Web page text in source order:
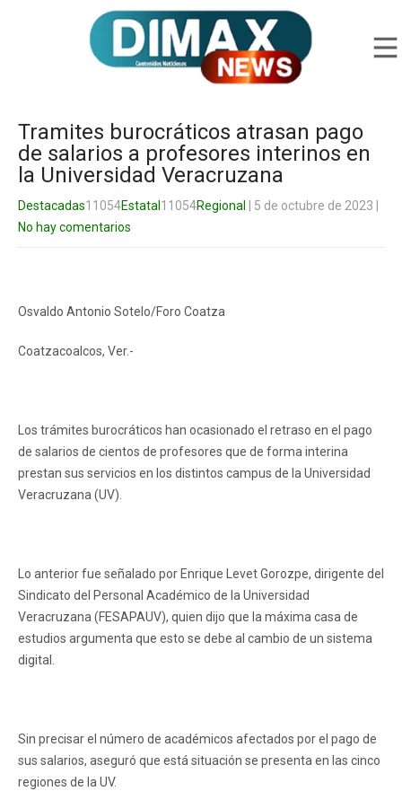
Tramites burocráticos atrasan pago
de salarios a profesores interinos en
la Universidad Veracruzana
Destacadas11054Estatal 11054Regional | 5 de octubre de 2023
No hay comentarios
Osvaldo Antonio Sotelo/Foro Coatza
Coatzacoalcos, Ver.-
Los trámites burocráticos han ocasionado el retraso en el pago
de salarios de cientos de profesores que de forma interina
prestan sus servicios en los distintos campus de la Universidad
Veracruzana (UV).
Lo anterior fue señalado por Enrique Levet Gorozpe, dirigente del
Sindicato del Personal Académico de la Universidad
Veracruzana (FESAPAUV), quien dijo que la máxima casa de
estudios argumenta que esto se debe al cambio de un sistema
digital.
Sin precisar el número de académicos afectados por el pago de
sus salarios, aseguró que está situación se presenta en las cinco
regiones de la UV.